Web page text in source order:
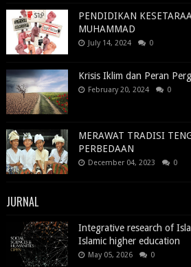
PENDIDIKAN
MUHAMMAD
July 14, 2024 0
Krisis Iklim dan Peran
February 20, 2024 0
MERAWAT TRADISI
PERBEDAAN
December 04, 2023 0
JURNAL
Integrative research of
Islamic higher education
May 05, 2026 0